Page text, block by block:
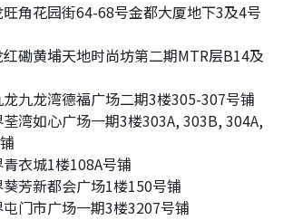
角花园街64-68号金都大厦地下3及4号
磡黄埔天地时尚坊第二期MTR层B14及
九龙湾德福广场二期3楼305-307号铺
湾如心广场一期3楼303A, 303B, 304A,
衣城1楼108A号铺
芳新都会广场1楼150号铺
门市广场一期3楼3207号铺